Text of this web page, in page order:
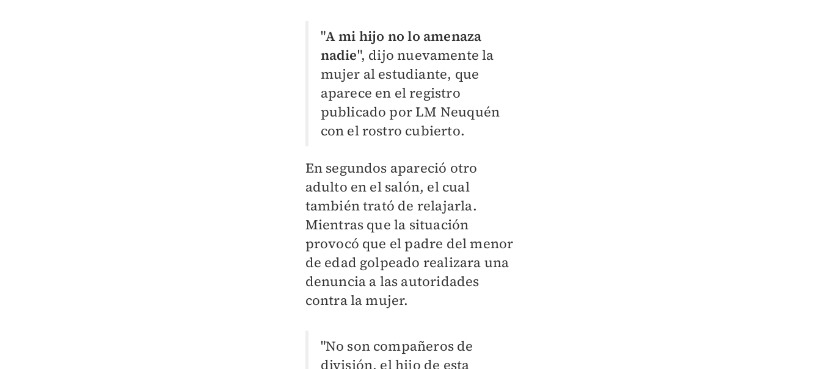
"A mi hijo no lo amenaza
nadie", dijo nuevamente la
mujer al estudiante, que
aparece en el registro
publicado por LM Neuquén
con el rostro cubierto.
En segundos apareció otro
adulto en el salón, el cual
también trató de relajarla.
Mientras que la situación
provocó que el padre del menor
de edad golpeado realizara una
denuncia a las autoridades
contra la mujer.
"No son compañeros de
división, el hijo de esta